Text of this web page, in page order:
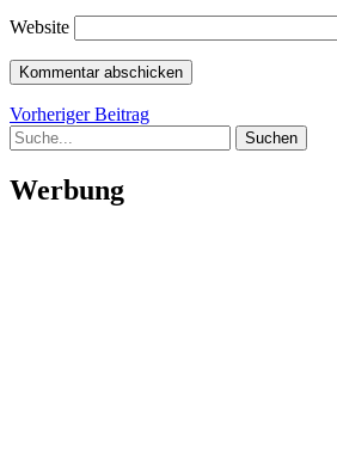
Website
Beitragsnavigation
Vorheriger BeitragVorheriger
Suche
Werbung